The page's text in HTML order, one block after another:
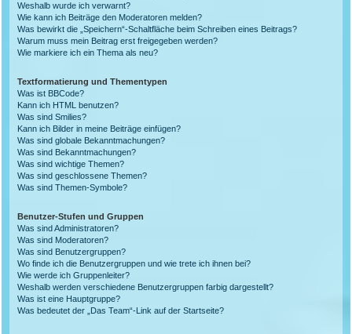
Weshalb wurde ich verwarnt?
Wie kann ich Beiträge den Moderatoren melden?
Was bewirkt die „Speichern“-Schaltfläche beim Schreiben eines Beitrags?
Warum muss mein Beitrag erst freigegeben werden?
Wie markiere ich ein Thema als neu?
Textformatierung und Thementypen
Was ist BBCode?
Kann ich HTML benutzen?
Was sind Smilies?
Kann ich Bilder in meine Beiträge einfügen?
Was sind globale Bekanntmachungen?
Was sind Bekanntmachungen?
Was sind wichtige Themen?
Was sind geschlossene Themen?
Was sind Themen-Symbole?
Benutzer-Stufen und Gruppen
Was sind Administratoren?
Was sind Moderatoren?
Was sind Benutzergruppen?
Wo finde ich die Benutzergruppen und wie trete ich ihnen bei?
Wie werde ich Gruppenleiter?
Weshalb werden verschiedene Benutzergruppen farbig dargestellt?
Was ist eine Hauptgruppe?
Was bedeutet der „Das Team“-Link auf der Startseite?